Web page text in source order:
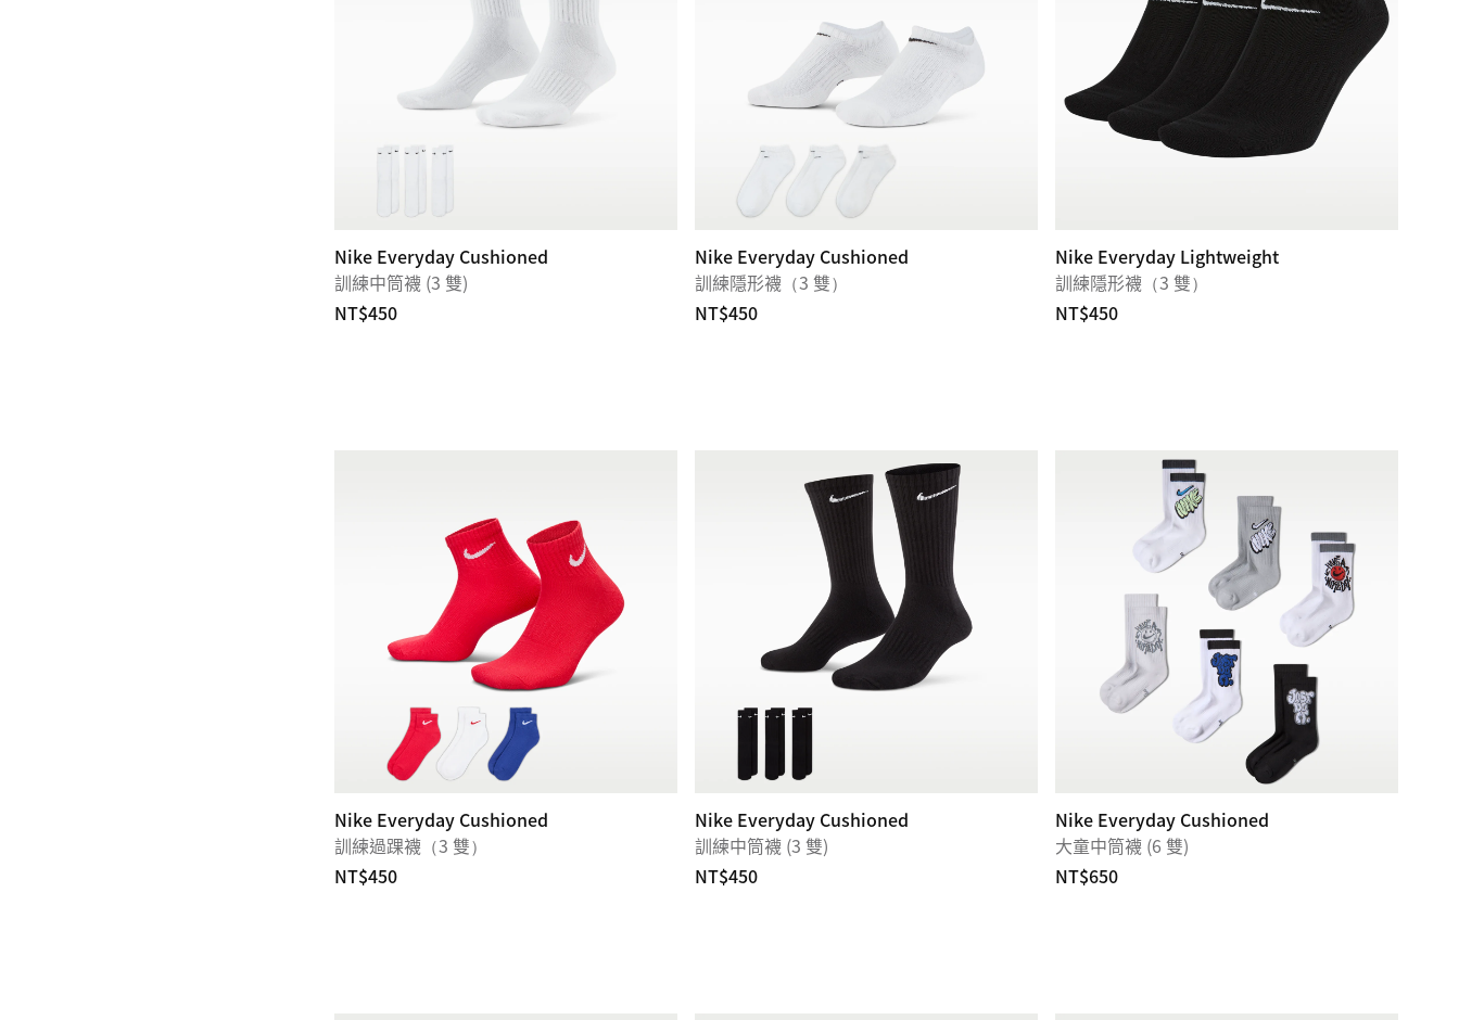
Nike Everyday Cushioned
訓練中筒襪 (3 雙)
NT$450
Nike Everyday Cushioned
訓練隱形襪（3 雙）
NT$450
Nike Everyday Lightweight
訓練隱形襪（3 雙）
NT$450
Nike Everyday Cushioned
訓練過踝襪（3 雙）
NT$450
Nike Everyday Cushioned
訓練中筒襪 (3 雙)
NT$450
Nike Everyday Cushioned
大童中筒襪 (6 雙)
NT$650